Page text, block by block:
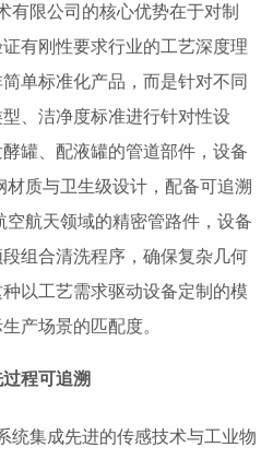
限公司的核心优势在于对制
有刚性要求行业的工艺深度理
单标准化产品，而是针对不同
、洁净度标准进行针对性设
罐、配液罐的管道部件，设备
质与卫生级设计，配备可追溯
空航天领域的精密管路件，设备
组合清洗程序，确保复杂几何
以工艺需求驱动设备定制的模
产场景的匹配度。
程可追溯
集成先进的传感技术与工业物